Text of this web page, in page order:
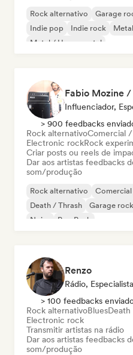
Rock alternativo Garage
Indie pop
Indie rock
Metal / Heavy metal
Fabio Mozine
Influenciador,
> 900 feedbacks
Rock alternativoComercial
Electronic rockRock
Criar posts ou reels de
Dar aos artistas feedbacks
som/produção
Rock alternativo
Death / Thrash
Garage rock
Noise
Pop Punk
Renzo
Rádio,
> 100 feedbacks
Rock alternativoBlues
Electronic rock
Transmitir artistas na rádio
Dar aos artistas feedbacks
som/produção